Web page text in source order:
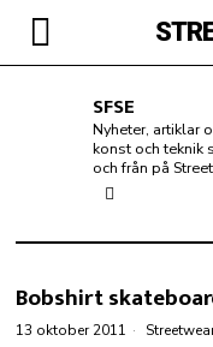
SFSE
Nyheter, artiklar
konst och teknik
och från på
Bobshirt
13 oktober 2011